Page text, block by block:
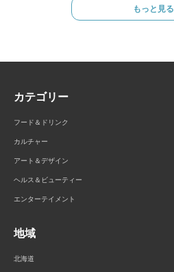
もっと見る
カテゴリー
フード＆ドリンク
カルチャー
アート＆デザイン
ヘルス＆ビューティー
エンターテイメント
地域
北海道